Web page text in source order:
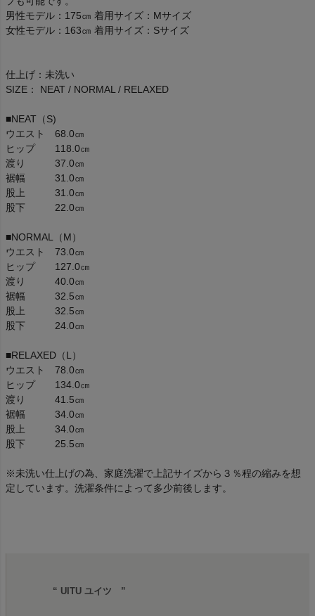
男性モデル：175㎝ 着用サイズ：Mサイズ
女性モデル：163㎝ 着用サイズ：Sサイズ
仕上げ：未洗い
SIZE： NEAT / NORMAL / RELAXED
■NEAT（S)
ウエスト 68.0㎝
ヒップ 118.0㎝
渡り 37.0㎝
裾幅 31.0㎝
股上 31.0㎝
股下 22.0㎝
■NORMAL（M）
ウエスト 73.0㎝
ヒップ 127.0㎝
渡り 40.0㎝
裾幅 32.5㎝
股上 32.5㎝
股下 24.0㎝
■RELAXED（L）
ウエスト 78.0㎝
ヒップ 134.0㎝
渡り 41.5㎝
裾幅 34.0㎝
股上 34.0㎝
股下 25.5㎝
※未洗い仕上げの為、家庭洗濯で上記サイズから３％程の縮みを想
定しています。洗濯条件によって多少前後します。
“ UITU ユイツ ”